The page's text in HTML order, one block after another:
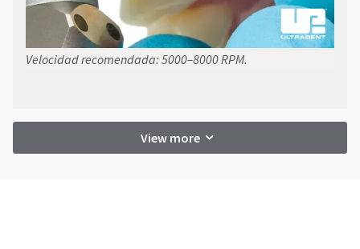
Velocidad recomendada: 5000–8000 RPM.
View more